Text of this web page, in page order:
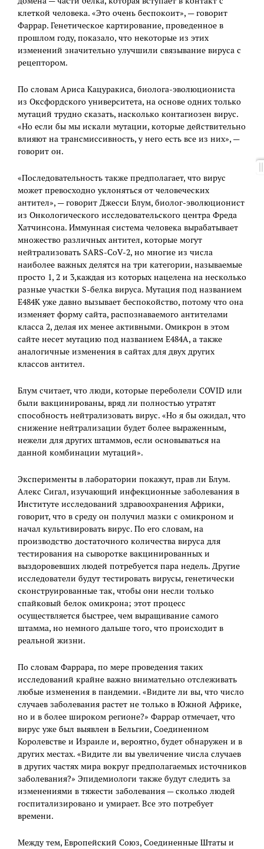
клеткой человека. «Это очень беспокоит», — говорит
Фаррар. Генетическое картирование, проведенное в
прошлом году, показало, что некоторые из этих
изменений значительно улучшили связывание вируса с
рецептором.
По словам Ариса Кацуракиса, биолога-эволюциониста
из Оксфордского университета, на основе одних только
мутаций трудно сказать, насколько контагиозен вирус.
«Но если бы мы искали мутации, которые действительно
влияют на трансмиссивность, у него есть все из них», —
говорит он.
«Последовательность также предполагает, что вирус
может превосходно уклоняться от человеческих
антител», — говорит Джесси Блум, биолог-эволюционист
из Онкологического исследовательского центра Фреда
Хатчинсона. Иммунная система человека вырабатывает
множество различных антител, которые могут
нейтрализовать SARS-CoV-2, но многие из числа
наиболее важных делятся на три категории, называемые
просто 1, 2 и 3,каждая из которых нацелена на несколько
разные участки S-белка вируса. Мутация под названием
E484K уже давно вызывает беспокойство, потому что она
изменяет форму сайта, распознаваемого антителами
класса 2, делая их менее активными. Омикрон в этом
сайте несет мутацию под названием E484A, а также
аналогичные изменения в сайтах для двух других
классов антител.
Блум считает, что люди, которые переболели COVID или
были вакцинированы, вряд ли полностью утратят
способность нейтрализовать вирус. «Но я бы ожидал, что
снижение нейтрализации будет более выраженным,
нежели для других штаммов, если основываться на
данной комбинации мутаций».
Эксперименты в лаборатории покажут, прав ли Блум.
Алекс Сигал, изучающий инфекционные заболевания в
Институте исследований здравоохранения Африки,
говорит, что в среду он получил мазки с oмикроном и
начал культивировать вирус. По его словам, на
производство достаточного количества вируса для
тестирования на сыворотке вакцинированных и
выздоровевших людей потребуется пара недель. Другие
исследователи будут тестировать вирусы, генетически
сконструированные так, чтобы они несли только
спайковый белок oмикрона; этот процесс
осуществляется быстрее, чем выращивание самого
штамма, но немного дальше того, что происходит в
реальной жизни.
По словам Фаррара, по мере проведения таких
исследований крайне важно внимательно отслеживать
любые изменения в пандемии. «Видите ли вы, что число
случаев заболевания растет не только в Южной Африке,
но и в более широком регионе?» Фаррар отмечает, что
вирус уже был выявлен в Бельгии, Соединенном
Королевстве и Израиле и, вероятно, будет обнаружен и в
других местах. «Видите ли вы увеличение числа случаев
в других частях мира вокруг предполагаемых источников
заболевания?» Эпидемиологи также будут следить за
изменениями в тяжести заболевания — сколько людей
госпитализировано и умирает. Все это потребует
времени.
Между тем, Европейский Союз, Соединенные Штаты и